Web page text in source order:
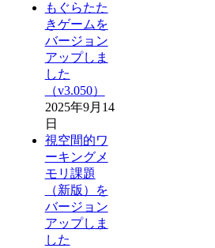
もぐらたた
きゲームを
バージョン
アップしま
した
（v3.050）
2025年9月14
日
視空間的ワ
ーキングメ
モリ課題
（新版）を
バージョン
アップしま
した